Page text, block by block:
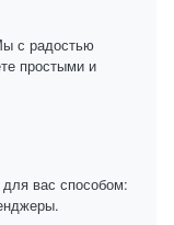
с радостью
простыми и
вас способом: